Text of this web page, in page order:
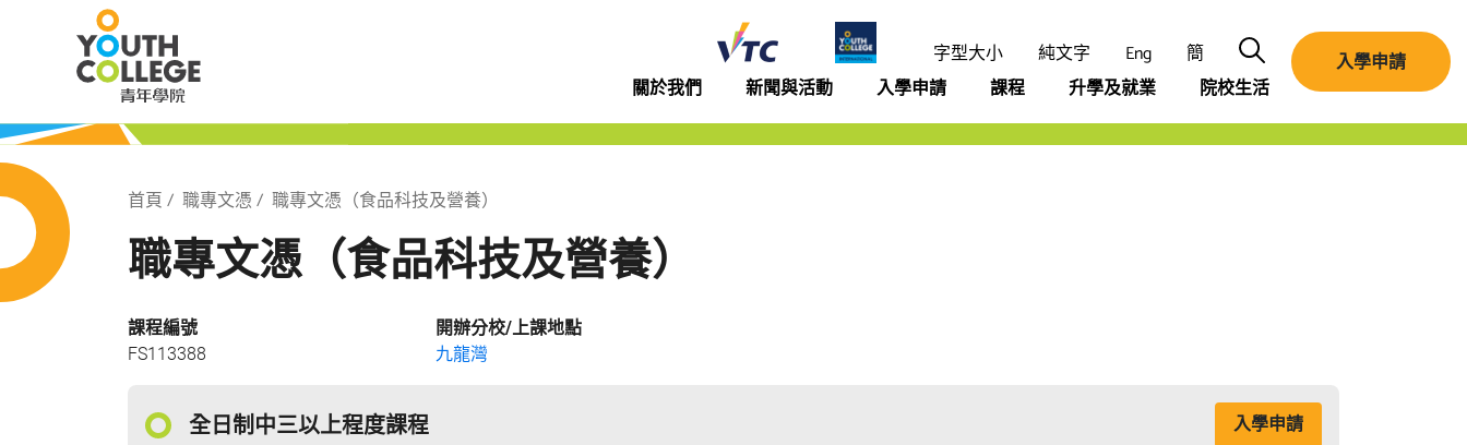
青年學院
字型大小 純文字 Eng 簡
搜尋
關於我們
新聞與活動 入學申請 課程 升學及就業 院校生活
入學申請
Breadcrumb
首頁 職專文憑 職專文憑（食品科技及營養）
職專文憑（食品科技及營養）
課程編號
FS113388
開辦分校/上課地點
九龍灣
全日制中三以上程度課程 入學申請